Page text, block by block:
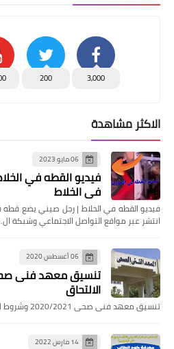
3,000
200
الاكثر مشاهدة
06 مايو 2023
فيديو القطه في
في الخلاط
فيديو القطه في الخلاط | رجل صيني يضع قطه
انتشر عبر مواقع التواصل الاجتماعي وشبكة
06 أغسطس 2020
الالتحاق
تنسيق معهد فنى صحى 2020/2021 وشروط الالتحاق ح…
14 مارس 2022